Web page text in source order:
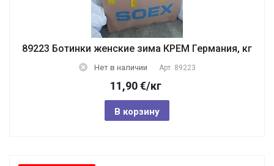
89223 Ботинки женские зима КРЕМ Германия, кг
Нет в наличии Арт. 89223
11,90€/кг
В корзину